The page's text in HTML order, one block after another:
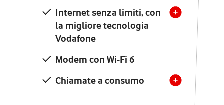
Internet senza limiti, con
la migliore tecnologia
Vodafone
Modem con Wi-Fi 6
Chiamate a consumo
Internet senza limiti, con
la migliore tecnologia
Vodafone
Modem Seven con Wi-Fi 7
Chiamate illimitate verso
numeri fissi e mobili
nazionali